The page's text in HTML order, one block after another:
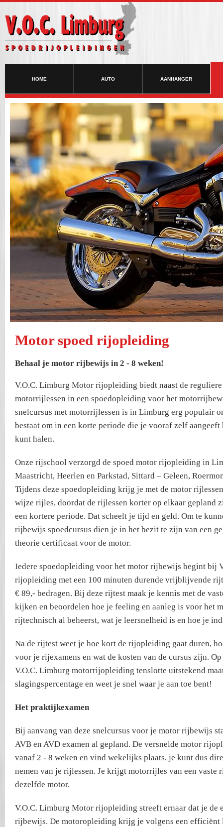
Motor spoed rijopleiding
Behaal je motor rijbewijs in 2 - 8 weken!
V.O.C. Limburg Motor rijopleiding biedt naast de
motorrijlessen in een spoedopleiding voor het
snelcursus met motorrijlessen is in Limburg erg populair
bestaat om in een korte periode die je vooraf zelf
kunt halen.
Onze rijschool verzorgd de spoed motor rijopleiding in
Maastricht, Heerlen en Parkstad, Sittard – Geleen,
Tijdens deze spoedopleiding krijg je met de motor
wijze rijles, doordat de rijlessen korter op elkaar gepland
een kortere periode. Dat scheelt je tijd en geld. Om te
rijbewijs spoedcursus dien je in het bezit te zijn van een
theorie certificaat voor de motor.
Iedere spoedopleiding voor het motor rijbewijs begint bij
rijopleiding met een 100 minuten durende vrijblijvende
€ 89,- bedragen. Bij deze rijtest maak je kennis met de
kijken en beoordelen hoe je feeling en aanleg is voor het
rijtechnisch al beheerst, wat je leersnelheid is en hoe je
Na de rijtest weet je hoe kort de rijopleiding gaat duren,
voor je rijexamens en wat de kosten van de cursus zijn.
V.O.C. Limburg motorrijopleiding tenslotte uitstekend
slagingspercentage en weet je snel waar je aan toe bent!
Het praktijkexamen
Bij aanvang van deze snelcursus voor je motor rijbewijs
AVB en AVD examen al gepland. De versnelde motor
vanaf 2 - 8 weken en vind wekelijks plaats, je kunt dus
nemen van je rijlessen. Je krijgt motorrijles van een vaste
dezelfde motor.
V.O.C. Limburg Motor rijopleiding streeft ernaar dat je de
rijbewijs. De motoropleiding krijg je volgens een efficiënt
HOME AUTO AANHANGER